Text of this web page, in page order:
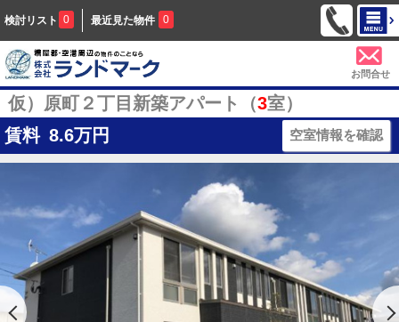
検討リスト 0 最近見た物件 0
お問合せ
仮）原町２丁目新築アパート（3室）
賃料 8.6万円 空室情報を確認